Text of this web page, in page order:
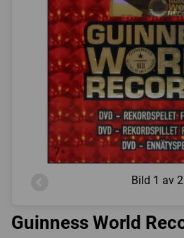
Bild 1 av 2
Guinness World